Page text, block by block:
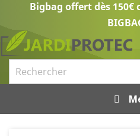
Bigbag offert dès 150€